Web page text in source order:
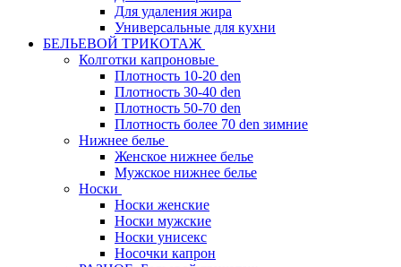
Для удаления жира
Универсальные для кухни
БЕЛЬЕВОЙ ТРИКОТАЖ
Колготки капроновые
Плотность 10-20 den
Плотность 30-40 den
Плотность 50-70 den
Плотность более 70 den зимние
Нижнее белье
Женское нижнее белье
Мужское нижнее белье
Носки
Носки женские
Носки мужские
Носки унисекс
Носочки капрон